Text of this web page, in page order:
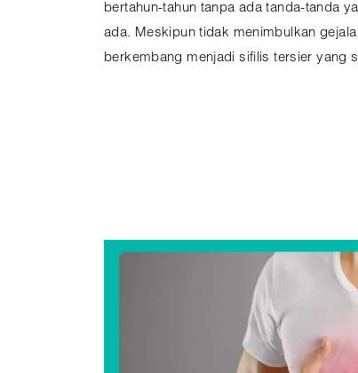
bertahun-tahun tanpa ada tanda-tanda
ada. Meskipun tidak menimbulkan
berkembang menjadi sifilis tersier yang